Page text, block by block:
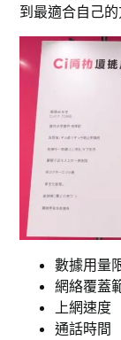
到最適合自己
數據用量
網絡覆蓋
上網速度
通話時間